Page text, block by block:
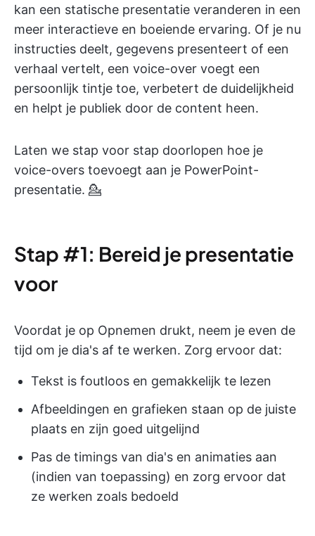
kan een statische presentatie veranderen in een
meer interactieve en boeiende ervaring. Of je nu
instructies deelt, gegevens presenteert of een
verhaal vertelt, een voice-over voegt een
persoonlijk tintje toe, verbetert de duidelijkheid
en helpt je publiek door de content heen.
Laten we stap voor stap doorlopen hoe je
voice-overs toevoegt aan je PowerPoint-
presentatie. 💁
Stap #1: Bereid je presentatie
voor
Voordat je op Opnemen drukt, neem je even de
tijd om je dia's af te werken. Zorg ervoor dat:
Tekst is foutloos en gemakkelijk te lezen
Afbeeldingen en grafieken staan op de juiste
plaats en zijn goed uitgelijnd
Pas de timings van dia's en animaties aan
(indien van toepassing) en zorg ervoor dat
ze werken zoals bedoeld